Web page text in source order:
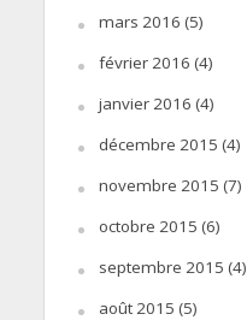
mars 2016 (5)
février 2016 (4)
janvier 2016 (4)
décembre 2015 (4)
novembre 2015 (7)
octobre 2015 (6)
septembre 2015 (4)
août 2015 (5)